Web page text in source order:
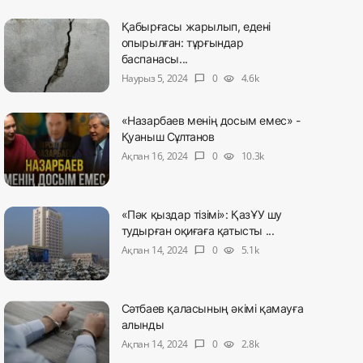
Қабырғасы жарылып, едені
опырылған: тұрғындар
баспанасы...
Наурыз 5, 2024
chat_bubble 0 visibility 4.6k
«Назарбаев менің досым емес» -
Қуаныш Сұлтанов
Ақпан 16, 2024
chat_bubble 0 visibility 10.3k
«Пәк қыздар тізімі»: ҚазҰУ шу
тудырған оқиғаға қатысты ...
Ақпан 14, 2024
chat_bubble 0 visibility 5.1k
Сәтбаев қаласының әкімі қамауға
алынды
Ақпан 14, 2024
chat_bubble 0 visibility 2.8k